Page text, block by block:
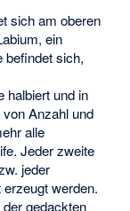
sich am oberen
ein
befindet sich,
halbiert und in
Anzahl und
alle
Jeder zweite
jeder
werden.
gedackten